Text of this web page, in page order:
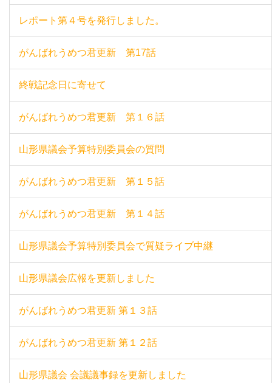
レポート第４号を発行しました。
がんばれうめつ君更新 第17話
終戦記念日に寄せて
がんばれうめつ君更新 第１６話
山形県議会予算特別委員会の質問
がんばれうめつ君更新 第１５話
がんばれうめつ君更新 第１４話
山形県議会予算特別委員会で質疑ライブ中継
山形県議会広報を更新しました
がんばれうめつ君更新 第１３話
がんばれうめつ君更新 第１２話
山形県議会 会議議事録を更新しました